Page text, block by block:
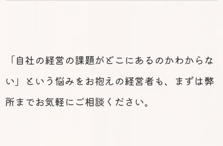
「自社の経営の課題がどこにあるのかわからな
い」という悩みをお抱えの経営者も、まずは弊
所までお気軽にご相談ください。